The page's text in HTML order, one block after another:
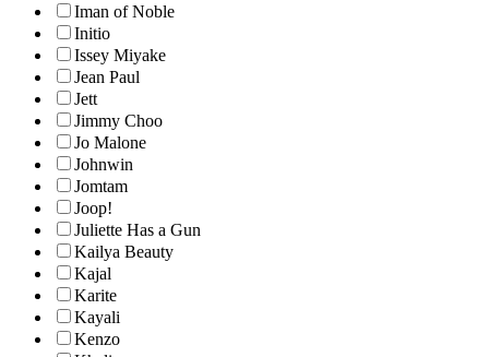
Iman of Noble
Initio
Issey Miyake
Jean Paul
Jett
Jimmy Choo
Jo Malone
Johnwin
Jomtam
Joop!
Juliette Has a Gun
Kailya Beauty
Kajal
Karite
Kayali
Kenzo